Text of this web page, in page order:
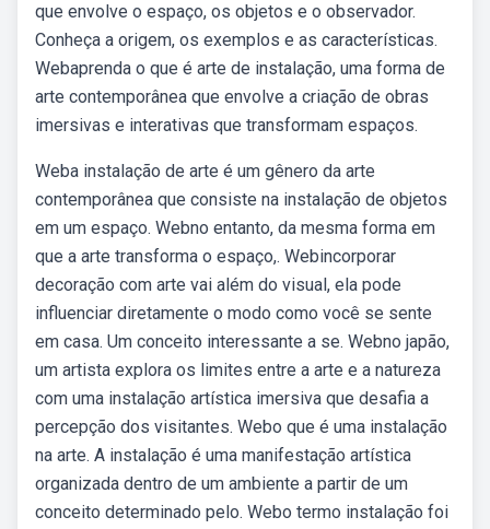
que envolve o espaço, os objetos e o observador.
Conheça a origem, os exemplos e as características.
Webaprenda o que é arte de instalação, uma forma de
arte contemporânea que envolve a criação de obras
imersivas e interativas que transformam espaços.
Weba instalação de arte é um gênero da arte
contemporânea que consiste na instalação de objetos
em um espaço. Webno entanto, da mesma forma em
que a arte transforma o espaço,. Webincorporar
decoração com arte vai além do visual, ela pode
influenciar diretamente o modo como você se sente
em casa. Um conceito interessante a se. Webno japão,
um artista explora os limites entre a arte e a natureza
com uma instalação artística imersiva que desafia a
percepção dos visitantes. Webo que é uma instalação
na arte. A instalação é uma manifestação artística
organizada dentro de um ambiente a partir de um
conceito determinado pelo. Webo termo instalação foi